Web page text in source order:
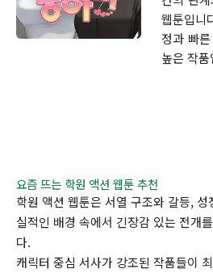
웹툰입니
정과 빠
높은 작
요즘 뜨는 학원 액션 웹툰 추천
학원 액션 웹툰은 서열 구조와 갈등,
실적인 배경 속에서 긴장감 있는 전개
다.
캐릭터 중심 서사가 강조된 작품들이